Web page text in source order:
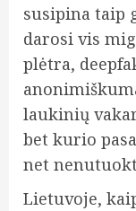
susipina taip
darosi vis
plėtra,
laukinių
bet kurio
net
Lietuvoje,